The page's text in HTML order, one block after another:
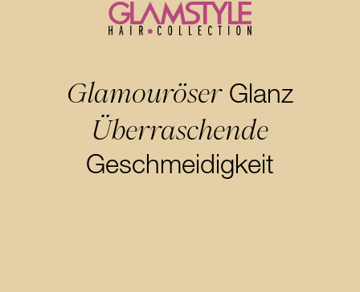
GlamouröserGlanz
Überraschende
Geschmeidigkeit